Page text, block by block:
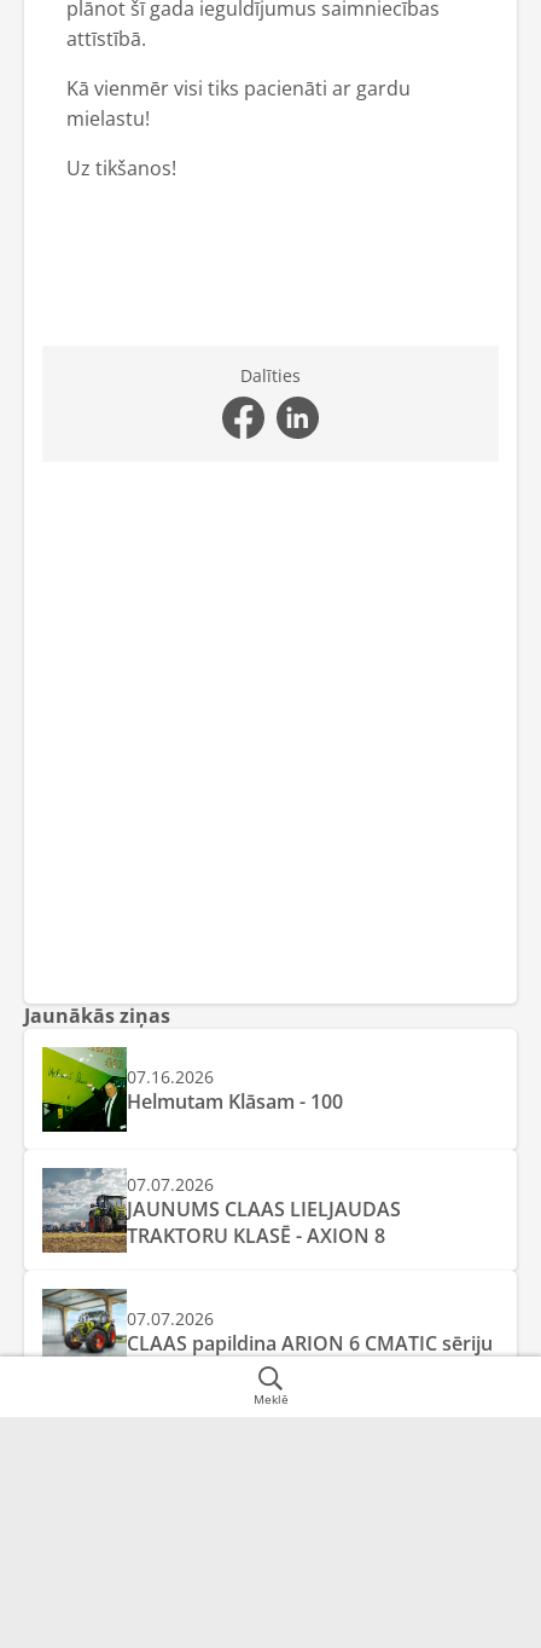
Meklē
plānot šī gada ieguldījumus saimniecības
attīstībā.
Kā vienmēr visi tiks pacienāti ar gardu
mielastu!
Uz tikšanos!
Dalīties
Jaunākās ziņas
07.16.2026
Helmutam Klāsam - 100
07.07.2026
JAUNUMS CLAAS LIELJAUDAS
TRAKTORU KLASĒ - AXION 8
07.07.2026
CLAAS papildina ARION 6 CMATIC sēriju